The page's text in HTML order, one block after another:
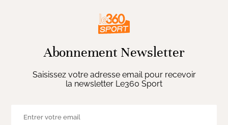
Abonnement Newsletter
Saisissez votre adresse email pour recevoir
la newsletter Le360 Sport